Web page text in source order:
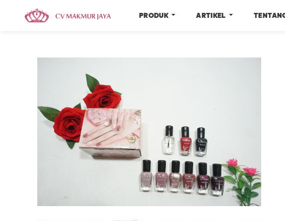
PRODUK ARTIKEL